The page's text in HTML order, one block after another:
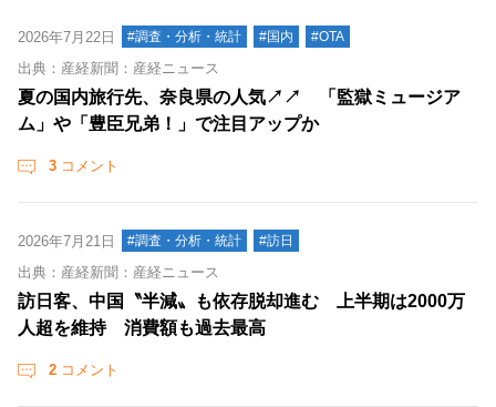
2026年7月22日 #調査・分析・統計 #国内 #OTA
出典：産経新聞：産経ニュース
夏の国内旅行先、奈良県の人気↗↗ 「監獄ミュージア
ム」や「豊臣兄弟！」で注目アップか
3 コメント
2026年7月21日 #調査・分析・統計 #訪日
出典：産経新聞：産経ニュース
訪日客、中国〝半減〟も依存脱却進む 上半期は2000万
人超を維持 消費額も過去最高
2 コメント